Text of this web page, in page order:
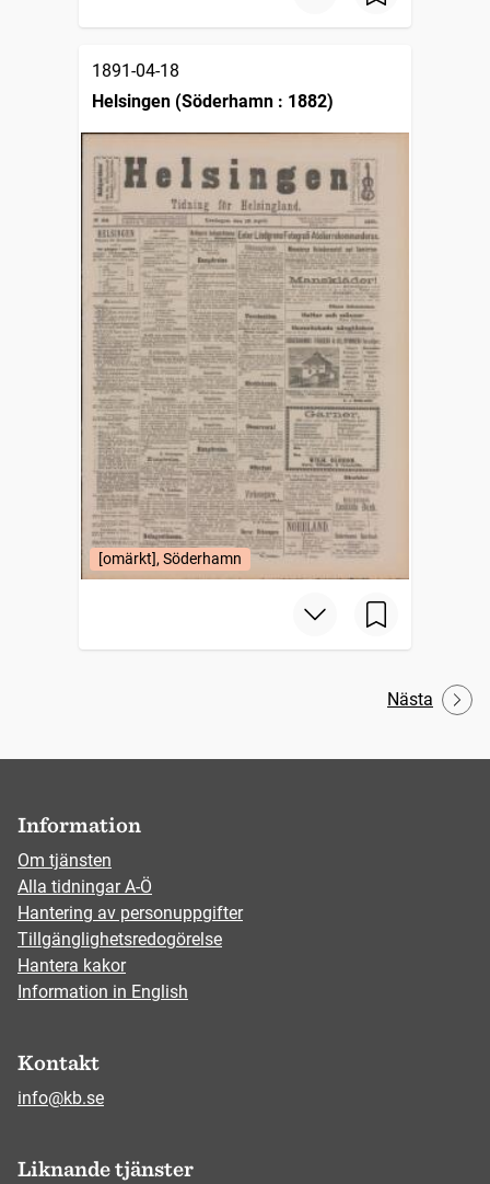
1891-04-18
Helsingen (Söderhamn : 1882)
[omärkt], Söderhamn
Nästa
Information
Om tjänsten
Alla tidningar A-Ö
Hantering av personuppgifter
Tillgänglighetsredogörelse
Hantera kakor
Information in English
Kontakt
info@kb.se
Liknande tjänster